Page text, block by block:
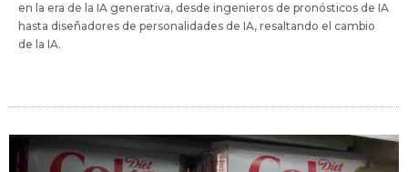
en la era de la IA generativa, desde ingenieros de pronósticos de IA
hasta diseñadores de personalidades de IA, resaltando el cambio
de la IA.